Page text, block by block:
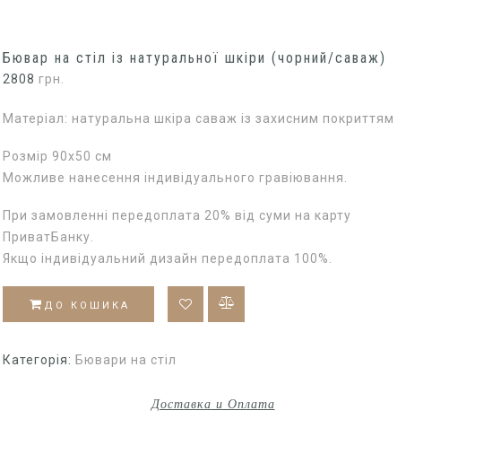
Бювар на стіл із натуральної шкіри (чорний/саваж)
2808 грн.
Матеріал: натуральна шкіра саваж із захисним покриттям
Розмір 90х50 см
Можливе нанесення індивідуального гравіювання.
При замовленні передоплата 20% від суми на карту
ПриватБанку.
Якщо індивідуальний дизайн передоплата 100%.
ДО КОШИКА
Категорія:Бювари на стіл
Доставка и Оплата